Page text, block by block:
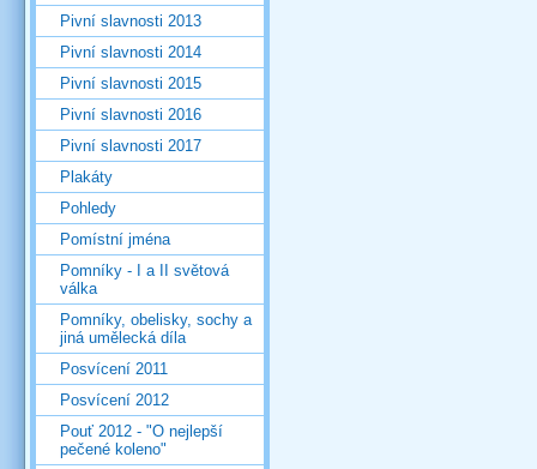
Pivní slavnosti 2013
Pivní slavnosti 2014
Pivní slavnosti 2015
Pivní slavnosti 2016
Pivní slavnosti 2017
Plakáty
Pohledy
Pomístní jména
Pomníky - I a II světová
válka
Pomníky, obelisky, sochy a
jiná umělecká díla
Posvícení 2011
Posvícení 2012
Pouť 2012 - "O nejlepší
pečené koleno"